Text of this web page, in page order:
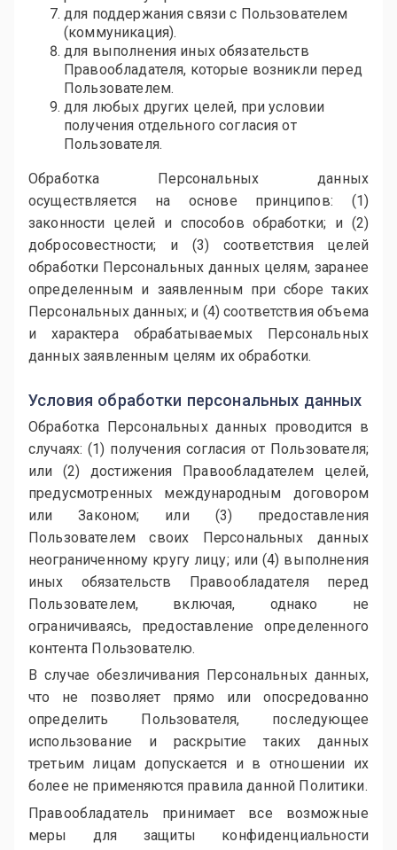
для поддержания связи с Пользователем
(коммуникация).
для выполнения иных обязательств
Правообладателя, которые возникли перед
Пользователем.
для любых других целей, при условии
получения отдельного согласия от
Пользователя.
Обработка Персональных данных
осуществляется на основе принципов: (1)
законности целей и способов обработки; и (2)
добросовестности; и (3) соответствия целей
обработки Персональных данных целям, заранее
определенным и заявленным при сборе таких
Персональных данных; и (4) соответствия объема
и характера обрабатываемых Персональных
данных заявленным целям их обработки.
Условия обработки персональных данных
Обработка Персональных данных проводится в
случаях: (1) получения согласия от Пользователя;
или (2) достижения Правообладателем целей,
предусмотренных международным договором
или Законом; или (3) предоставления
Пользователем своих Персональных данных
неограниченному кругу лицу; или (4) выполнения
иных обязательств Правообладателя перед
Пользователем, включая, однако не
ограничиваясь, предоставление определенного
контента Пользователю.
В случае обезличивания Персональных данных,
что не позволяет прямо или опосредованно
определить Пользователя, последующее
использование и раскрытие таких данных
третьим лицам допускается и в отношении их
более не применяются правила данной Политики.
Правообладатель принимает все возможные
меры для защиты конфиденциальности